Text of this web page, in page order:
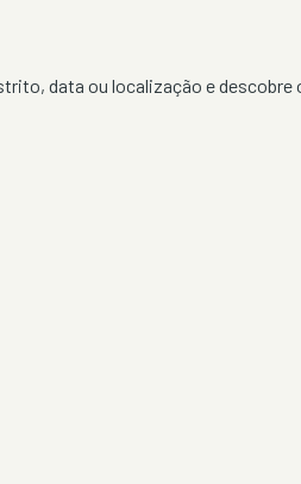
data ou localização e descobre